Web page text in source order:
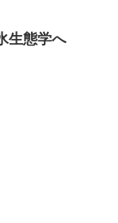
生態学へ